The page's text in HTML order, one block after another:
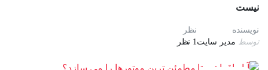
نیست
نویسنده
توسط مدیر سایت
نظر
1 نظر